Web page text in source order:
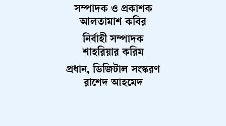
সম্পাদক ও প্রকাশক
আলতামাশ কবির
নির্বাহী সম্পাদক
শাহরিয়ার করিম
প্রধান, ডিজিটাল সংস্করণ
রাশেদ আহমেদ